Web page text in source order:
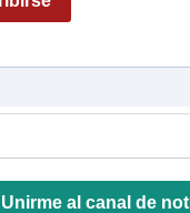
Unirme al canal de